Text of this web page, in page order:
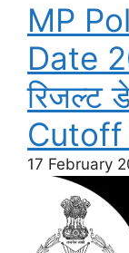
MP
Date
रिजल्ट
Cutoff
17 February